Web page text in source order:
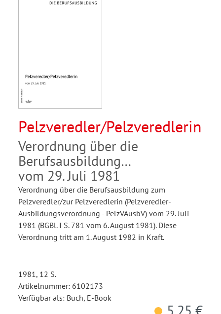
Pelzveredler/Pelzveredlerin
Verordnung über die
Berufsausbildung
vom 29. Juli 1981
Verordnung über die Berufsausbildung zum
Pelzveredler/zur Pelzveredlerin (Pelzveredler-
Ausbildungsverordnung - PelzVAusbV) vom 29. Juli
1981 (BGBl. I S. 781 vom 6. August 1981). Diese
Verordnung tritt am 1. August 1982 in Kraft.
1981, 12 S.
Artikelnummer: 6102173
Verfügbar als: Buch, E-Book
5,25 €